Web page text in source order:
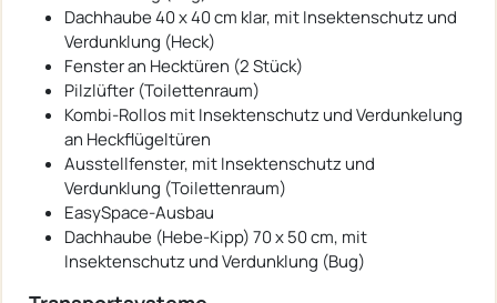
Dachhaube 40 x 40 cm klar, mit Insektenschutz und
Verdunklung (Heck)
Fenster an Hecktüren (2 Stück)
Pilzlüfter (Toilettenraum)
Kombi-Rollos mit Insektenschutz und Verdunkelung
an Heckflügeltüren
Ausstellfenster, mit Insektenschutz und
Verdunklung (Toilettenraum)
EasySpace-Ausbau
Dachhaube (Hebe-Kipp) 70 x 50 cm, mit
Insektenschutz und Verdunklung (Bug)